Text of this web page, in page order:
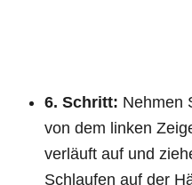
6. Schritt: Nehmen
von dem linken
verläuft auf und
Schlaufen auf der